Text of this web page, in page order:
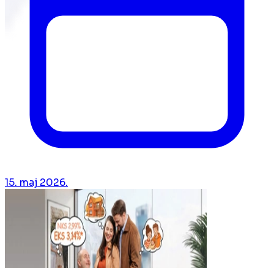
15. maj 2026.